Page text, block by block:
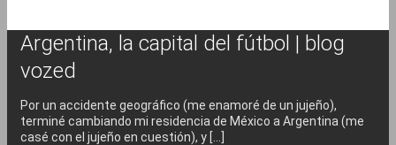
Argentina, la capital del fútbol | blog
vozed
Por un accidente geográfico (me enamoré de un jujeño),
terminé cambiando mi residencia de México a Argentina (me
casé con el jujeño en cuestión), y […]